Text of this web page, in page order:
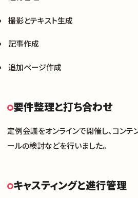
メンバー
撮影とテキスト生成
記事作成
追加ページ作成
要件整理と打ち合わせ
定例会議をオンラインで開催し、コン
ールの検討などを行いました。
キャスティングと進行管理